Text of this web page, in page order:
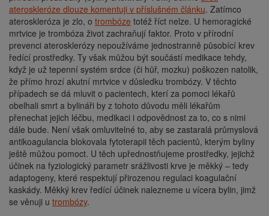
ateroskleróze dlouze komentuji v příslušném článku. Zatímco
ateroskleróza je zlo, o trombóze totéž říct nelze. U hemoragické
mrtvice je trombóza život zachraňují faktor. Proto v přírodní
prevenci aterosklerózy nepoužíváme jednostranně působící krev
ředící prostředky. Ty však můžou být součástí medikace tehdy,
když je už tepenní systém srdce (či hůř, mozku) poškozen natolik,
že přímo hrozí akutní mrtvice v důsledku trombózy. V těchto
případech se dá mluvit o pacientech, kterí za pomoci lékařů
obelhali smrt a bylináři by z tohoto důvodu měli lékařům
přenechat jejich léčbu, medikaci i odpovědnost za to, co s nimi
dále bude. Není však omluvitelné to, aby se zastaralá průmyslová
antikoagulancia blokovala fytoterapii těch pacientů, kterým byliny
ještě můžou pomoct. U těch upřednostňujeme prostředky, jejichž
účinek na fyziologický parametr srážlivosti krve je měkký – tedy
adaptogeny, které respektují přirozenou regulaci koagulační
kaskády. Měkký krev ředící účinek nalezneme u vícera bylin, jimž
se věnuji u trombózy.